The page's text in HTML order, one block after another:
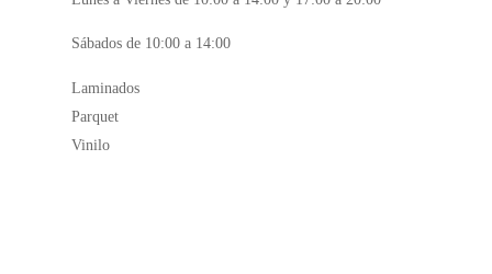
Sábados de 10:00 a 14:00
Laminados
Parquet
Vinilo